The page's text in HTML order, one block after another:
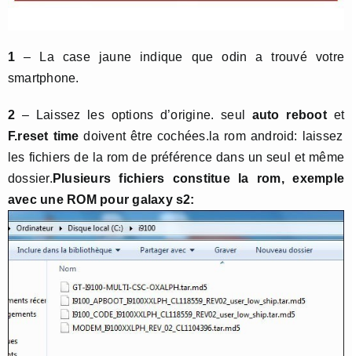
1– La case jaune indique que odin a trouvé votre
smartphone.
2 – Laissez les options d’origine. seul auto reboot et
F.reset time doivent être cochées.la rom android: laissez
les fichiers de la rom de préférence dans un seul et même
dossier. Plusieurs fichiers constitue la rom, exemple
avec une ROM pour galaxy s2: